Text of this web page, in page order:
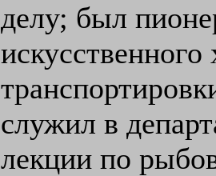
делу; был
служил в
лекции по